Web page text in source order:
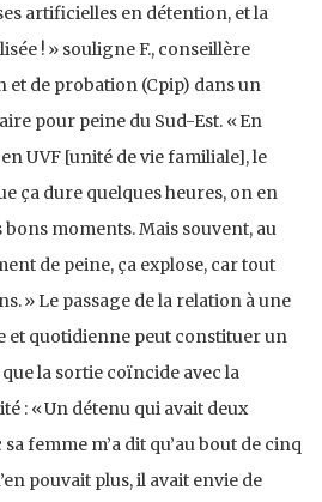
artificielles en détention, et la
! » souligne F., conseillère
de probation (Cpip) dans un
pour peine du Sud-Est. « En
UVF [unité de vie familiale], le
ça dure quelques heures, on en
bons moments. Mais souvent, au
de peine, ça explose, car tout
» Le passage de la relation à une
et quotidienne peut constituer un
la sortie coïncide avec la
: « Un détenu qui avait deux
femme m’a dit qu’au bout de cinq
pouvait plus, il avait envie de